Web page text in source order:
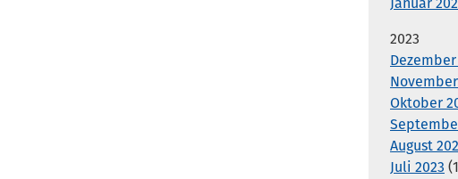
2023
Dezember
Oktober
August
Juli 2023